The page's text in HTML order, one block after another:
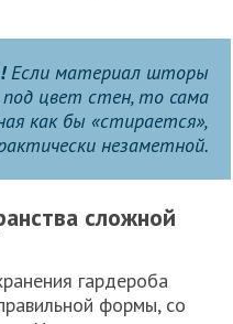
Если материал шторы
цвет стен, то сама
как бы «стирается»,
незаметной.
сложной
гардероба
формы, со